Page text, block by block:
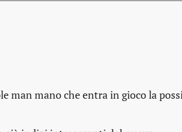
man mano che entra in gioco la